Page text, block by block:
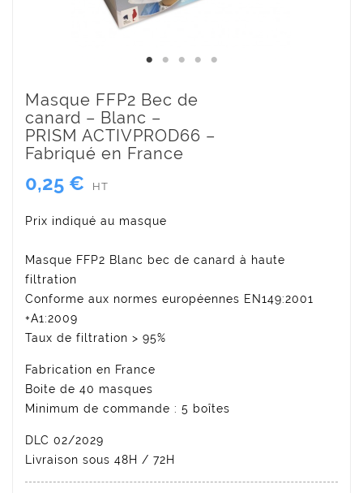
Masque FFP2 Bec de
canard – Blanc –
PRISM ACTIVPROD66 –
Fabriqué en France
0,25 € HT
Prix indiqué au masque
Masque FFP2 Blanc bec de canard à haute
filtration
Conforme aux normes européennes EN149:2001
+A1:2009
Taux de filtration > 95%
Fabrication en France
Boite de 40 masques
Minimum de commande : 5 boîtes
DLC 02/2029
Livraison sous 48H / 72H